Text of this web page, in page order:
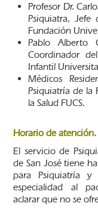
Profesor Dr.
Psiquiatra,
Fundación
Pablo Alberto
Coordinador
Infantil
Médicos
Psiquiatría de la
la Salud FUCS.
Horario de atención.
El servicio de
de San José tiene
para Psiquiatría y
especialidad al
aclarar que no se